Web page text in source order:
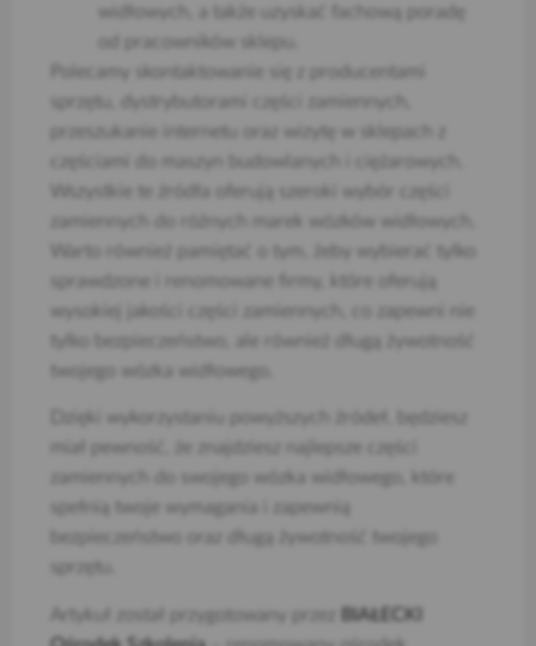
widłowych, a także uzyskać fachową poradę
od pracowników sklepu.
Polecamy skontaktowanie się z producentami
przeszukanie internetu oraz wizytę w sklepach z
częściami do maszyn budowlanych i ciężarowych.
Wszystkie te źródła oferują szeroki wybór części
zamiennych do różnych marek wózków widłowych.
Warto również pamiętać o tym, żeby wybierać tylko
sprawdzone i renomowane firmy, które oferują
wysokiej jakości części zamiennych, co zapewni nie
tylko bezpieczeństwo, ale również długą żywotność
twojego wózka widłowego.
Dzięki wykorzystaniu powyższych źródeł, będziesz
miał pewność, że znajdziesz najlepsze części
zamiennych do swojego wózka widłowego, które
spełnią twoje wymagania i zapewnią
bezpieczeństwo oraz długą żywotność twojego
Artykuł został przygotowany przez
BIAŁECKI